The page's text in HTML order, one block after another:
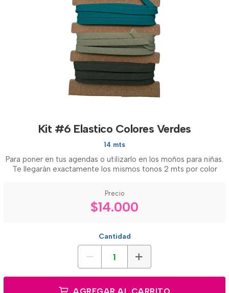
Kit #6 Elastico Colores Verdes
14 mts
Para poner en tus agendas o utilizarlo en los moños para niñas.
Te llegarán exactamente los mismos tonos 2 mts por color
Precio
$14.000
Cantidad